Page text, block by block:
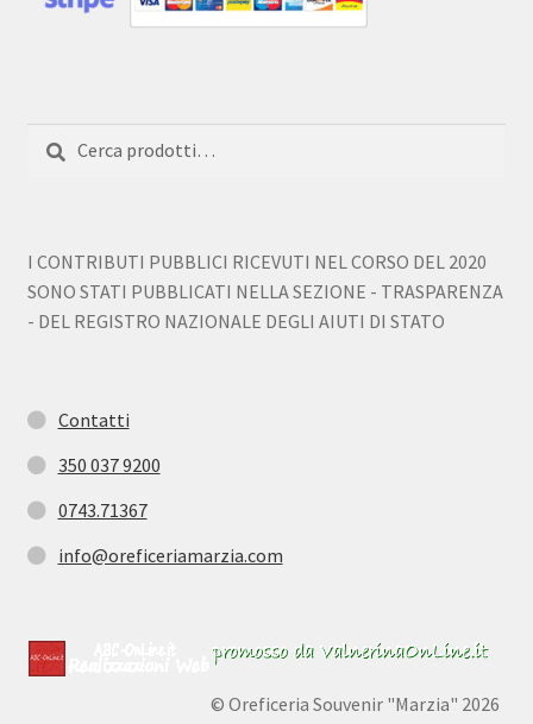
Cerca:
Cerca
I CONTRIBUTI PUBBLICI RICEVUTI NEL CORSO DEL 2020
SONO STATI PUBBLICATI NELLA SEZIONE - TRASPARENZA
- DEL REGISTRO NAZIONALE DEGLI AIUTI DI STATO
Contatti
350 037 9200
0743.71367
info@oreficeriamarzia.com
© Oreficeria Souvenir "Marzia" 2026